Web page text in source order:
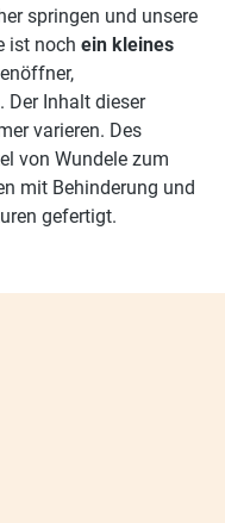
springen und unsere
ist noch ein kleines
Der Inhalt dieser
varieren. Des
von Wundele zum
mit Behinderung und
gefertigt.